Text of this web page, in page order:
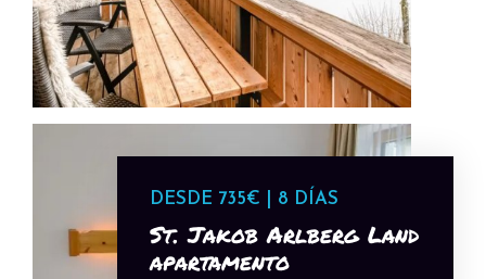
DESDE 735€ | 8 DÍAS
St. Jakob Arlberg Land
apartamento